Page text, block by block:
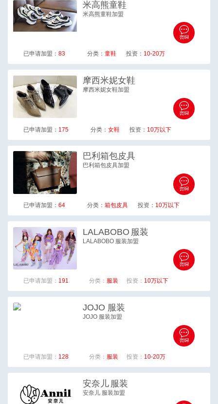
米高熊童鞋
米高熊童鞋加盟
已申请加盟： 83 分类： 童鞋 投资： 10-20万
摩西米妮女鞋
摩西米妮女鞋加盟
已申请加盟： 175 分类： 女鞋 投资： 10万以下
巴利 箱包皮具
巴利箱包皮具加盟
已申请加盟： 64 分类： 箱包皮具 投资： 10万以下
LALABOBO 服装
LALABOBO 服装加盟
已申请加盟： 191 分类： 服装 投资： 10万以下
JOJO 服装
JOJO 服装加盟
已申请加盟： 128 分类： 服装 投资： 10-20万
安奈儿 服装
安奈儿 服装加盟